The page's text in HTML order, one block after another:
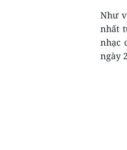
Như
nhất
nhạc
ngày